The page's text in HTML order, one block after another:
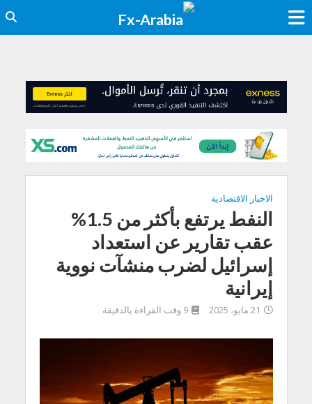
الاخبار الاقتصادية
النفط يرتفع بأكثر من 1.5%
عقب تقارير عن استعداد
إسرائيل لضرب منشآت نووية
إيرانية
21 مايو، 2025 9 وقت القراءة بالدقيقة